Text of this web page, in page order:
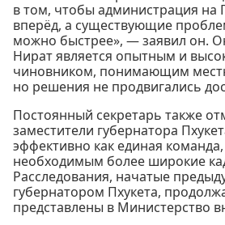
в том, чтобы администрация на
вперёд, а существующие
можно быстрее», — заявил он.
Нират является опытным и
чиновником, понимающим
но решения не продвигались
Постоянный секретарь также
заместители губернатора
эффективно как единая
необходимым более широкие
Расследования, начатые
губернатором Пхукета,
представлены в Министерство